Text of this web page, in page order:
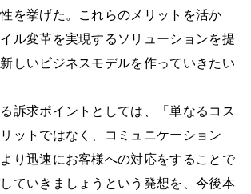
を挙げた。これらのメリットを活か
ル変革を実現するソリューションを提
しいビジネスモデルを作っていきたい
訴求ポイントとしては、「単なるコス
ットではなく、コミュニケーション
り迅速にお客様への対応をすることで
ていきましょうという発想を、今後本